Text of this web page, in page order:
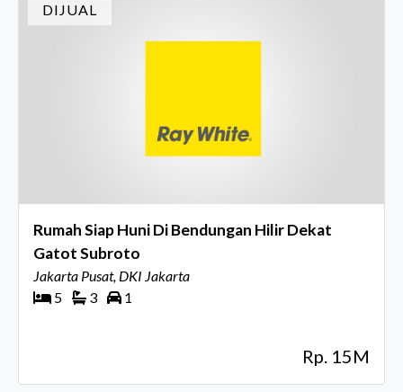
DIJUAL
Rumah Siap Huni Di Bendungan Hilir Dekat
Gatot Subroto
Jakarta Pusat, DKI Jakarta
5
3 1
Rp. 15M